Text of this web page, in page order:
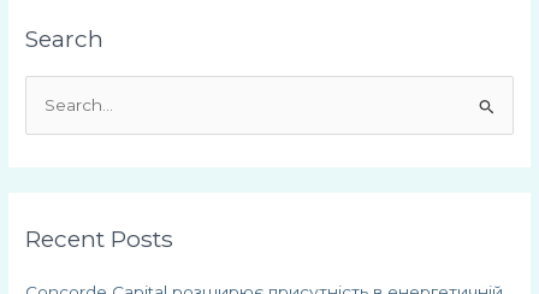
Search
т
Recent Posts